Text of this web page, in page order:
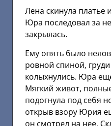
Лена скинула платье
Юра последовал за
закрылась.
Ему опять было
ровной спиной,
колыхнулись. Юра
Мягкий живот,
подогнула под себя
открыв взору Юрия
он смотрел на нее.